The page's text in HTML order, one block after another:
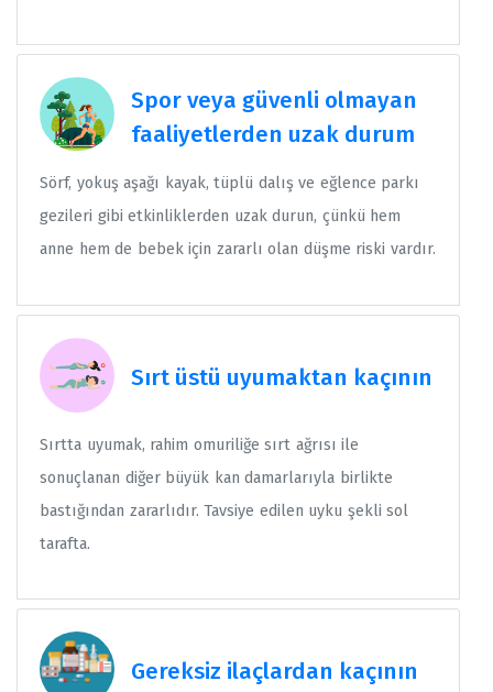
Spor veya güvenli olmayan
faaliyetlerden uzak durum
Sörf, yokuş aşağı kayak, tüplü dalış ve eğlence parkı
gezileri gibi etkinliklerden uzak durun, çünkü hem
anne hem de bebek için zararlı olan düşme riski vardır.
Sırt üstü uyumaktan kaçının
Sırtta uyumak, rahim omuriliğe sırt ağrısı ile
sonuçlanan diğer büyük kan damarlarıyla birlikte
bastığından zararlıdır. Tavsiye edilen uyku şekli sol
tarafta.
Gereksiz ilaçlardan kaçının